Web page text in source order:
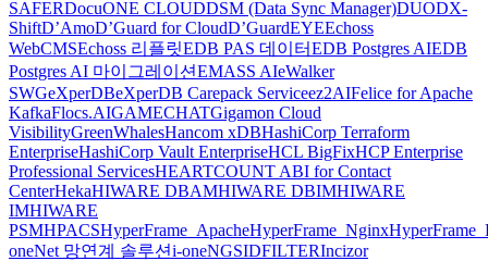
SAFERDocuONE CLOUDDSM (Data Sync Manager)DUODX-
ShiftD’AmoD’Guard for CloudD’GuardEYEEchoss
WebCMSEchoss 리플릿EDB PAS 데이터EDB Postgres AIEDB
Postgres AI 마이그레이션EMASS AIeWalker
SWGeXperDBeXperDB Carepack Serviceez2AIFelice for Apache
KafkaFlocs.AIGAMECHATGigamon Cloud
VisibilityGreenWhalesHancom xDBHashiCorp Terraform
EnterpriseHashiCorp Vault EnterpriseHCL BigFixHCP Enterprise
Professional ServicesHEARTCOUNT ABI for Contact
CenterHekaHIWARE DBAMHIWARE DBIMHIWARE
IMHIWARE
PSMHPACSHyperFrame_ApacheHyperFrame_Nginx
oneNet 망연계 솔루션i-oneNGSIDFILTERIncizor